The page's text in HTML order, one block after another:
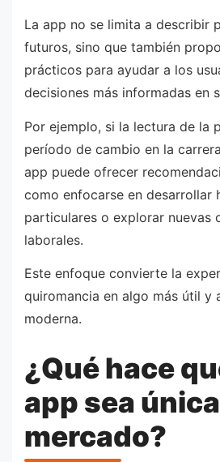
La app no se limita a describir
futuros, sino que también
prácticos para ayudar a los
decisiones más informadas en
Por ejemplo, si la lectura de la
período de cambio en la
app puede ofrecer
como enfocarse en desarrollar
particulares o explorar nuevas
laborales.
Este enfoque convierte la
quiromancia en algo más útil y
moderna.
¿Qué hace
app sea
mercado?